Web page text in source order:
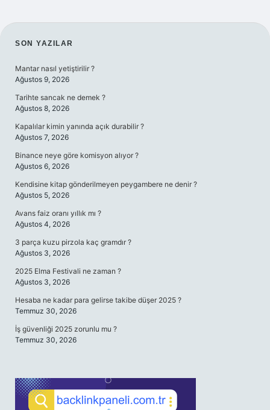
SIDEBAR
SON YAZILAR
Mantar nasıl yetiştirilir ?
Ağustos 9, 2026
Tarihte sancak ne demek ?
Ağustos 8, 2026
Kapalılar kimin yanında açık durabilir ?
Ağustos 7, 2026
Binance neye göre komisyon alıyor ?
Ağustos 6, 2026
Kendisine kitap gönderilmeyen peygambere ne denir ?
Ağustos 5, 2026
Avans faiz oranı yıllık mı ?
Ağustos 4, 2026
3 parça kuzu pirzola kaç gramdır ?
Ağustos 3, 2026
2025 Elma Festivali ne zaman ?
Ağustos 3, 2026
Hesaba ne kadar para gelirse takibe düşer 2025 ?
Temmuz 30, 2026
İş güvenliği 2025 zorunlu mu ?
Temmuz 30, 2026